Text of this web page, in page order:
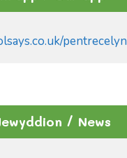
pentrecelyn
/ News